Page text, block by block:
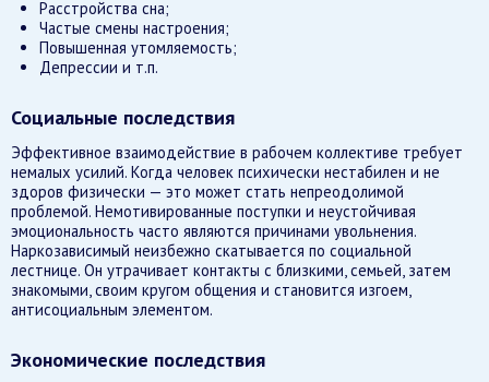
Расстройства сна;
Частые смены настроения;
Повышенная утомляемость;
Депрессии и т.п.
Социальные последствия
Эффективное взаимодействие в рабочем коллективе требует
немалых усилий. Когда человек психически нестабилен и не
здоров физически — это может стать непреодолимой
проблемой. Немотивированные поступки и неустойчивая
эмоциональность часто являются причинами увольнения.
Наркозависимый неизбежно скатывается по социальной
лестнице. Он утрачивает контакты с близкими, семьей, затем
знакомыми, своим кругом общения и становится изгоем,
антисоциальным элементом.
Экономические последствия